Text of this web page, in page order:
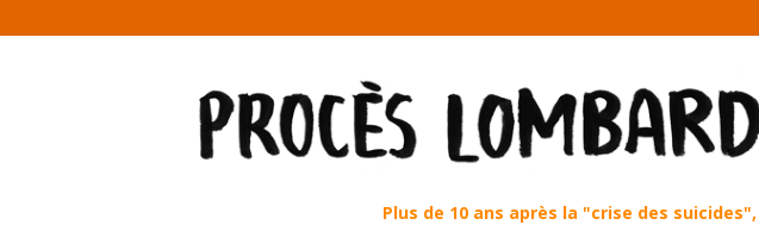
Plus de 10 ans après la "crise des